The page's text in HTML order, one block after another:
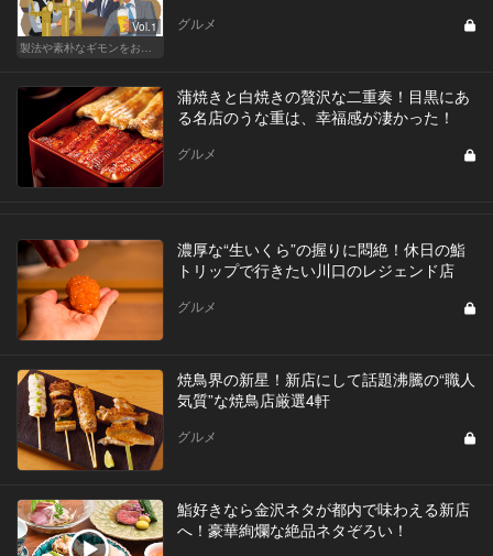
Vol.1
製法や素朴なギモンをおさらい！ ビールの基礎知識
グルメ
蒲焼きと白焼きの贅沢な二重奏！目黒にあ
る名店のうな重は、幸福感が凄かった！
グルメ
濃厚な“生いくら”の握りに悶絶！休日の鮨
トリップで行きたい川口のレジェンド店
グルメ
焼鳥界の新星！新店にして話題沸騰の“職人
気質”な焼鳥店厳選4軒
グルメ
鮨好きなら金沢ネタが都内で味わえる新店
へ！豪華絢爛な絶品ネタぞろい！